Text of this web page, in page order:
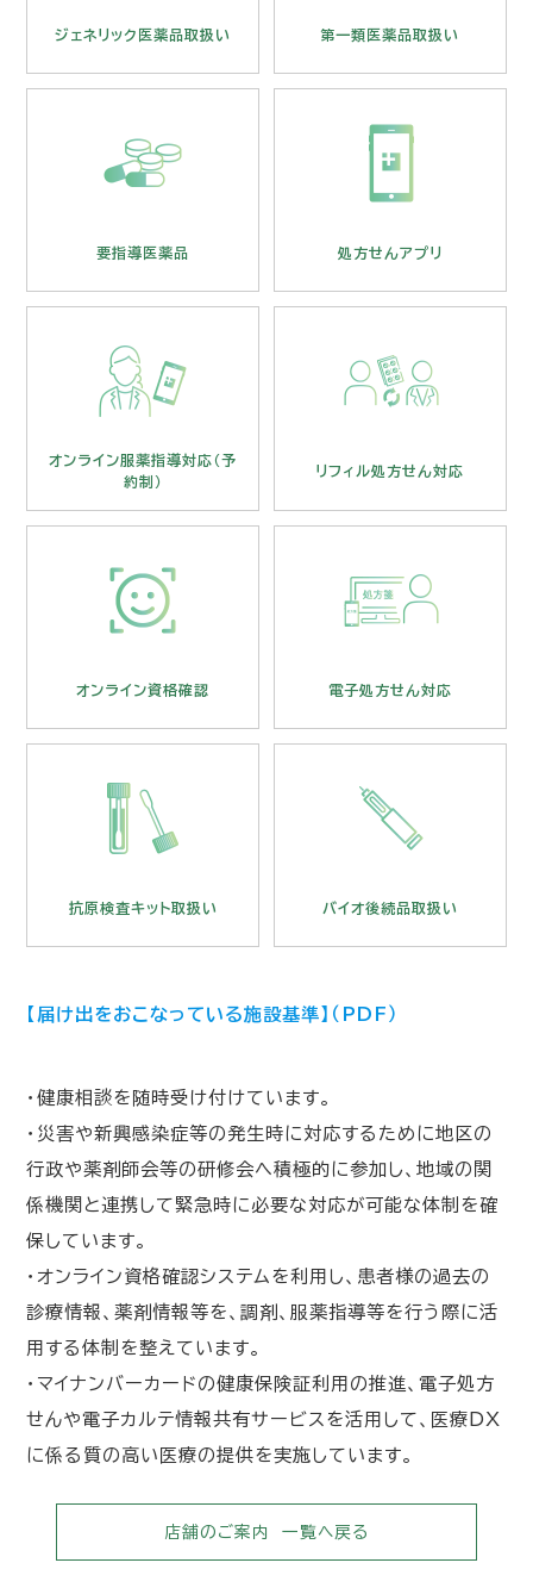
ジェネリック医薬品取扱い 第一類医薬品取扱い
要指導医薬品 処方せんアプリ
オンライン服薬指導対応（予約制）
オンライン服薬指導対応（予
約制）
リフィル処方せん対応
オンライン資格確認 電子処方せん対応
抗原検査キット取扱い
抗原検査キット取扱い バイオ後続品取扱い
【届け出をおこなっている施設基準】（PDF）
・健康相談を随時受け付けています。
・災害や新興感染症等の発生時に対応するために地区の
行政や薬剤師会等の研修会へ積極的に参加し、地域の関
係機関と連携して緊急時に必要な対応が可能な体制を確
保しています。
・オンライン資格確認システムを利用し、患者様の過去の
診療情報、薬剤情報等を、調剤、服薬指導等を行う際に活
用する体制を整えています。
・マイナンバーカードの健康保険証利用の推進、電子処方
せんや電子カルテ情報共有サービスを活用して、医療DX
に係る質の高い医療の提供を実施しています。
店舗のご案内 一覧へ戻る